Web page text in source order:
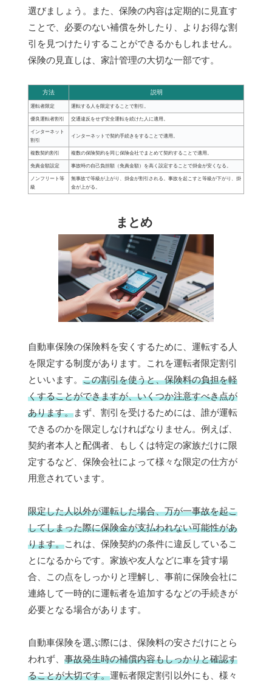
選びましょう。また、保険の内容は定期的に見直す
ことで、必要のない補償を外したり、よりお得な割
引を見つけたりすることができるかもしれません。
保険の見直しは、家計管理の大切な一部です。
方法 説明
運転者限定 運転する人を限定することで割引。
優良運転者割引 交通違反をせず安全運転を続けた人に適用。
インターネット
割引
インターネットで契約手続きをすることで適用。
複数契約割引 複数の保険契約を同じ保険会社でまとめて契約することで適用。
免責金額設定 事故時の自己負担額（免責金額）を高く設定することで掛金が安くなる。
ノンフリート等
級
無事故で等級が上がり、掛金が割引される。事故を起こすと等級が下がり、掛
金が上がる。
まとめ
自動車保険の保険料を安くするために、運転する人
を限定する制度があります。これを運転者限定割引
といいます。 この割引を使うと、保険料の負担を軽
くすることができますが、いくつか注意すべき点が
あります。まず、割引を受けるためには、誰が運転
できるのかを限定しなければなりません。例えば、
契約者本人と配偶者、もしくは特定の家族だけに限
定するなど、保険会社によって様々な限定の仕方が
用意されています。
限定した人以外が運転した場合、万が一事故を起こ
してしまった際に保険金が支払われない可能性があ
ります。これは、保険契約の条件に違反しているこ
とになるからです。家族や友人などに車を貸す場
合、この点をしっかりと理解し、事前に保険会社に
連絡して一時的に運転者を追加するなどの手続きが
必要となる場合があります。
自動車保険を選ぶ際には、保険料の安さだけにとら
われず、 事故発生時の補償内容もしっかりと確認す
ることが大切です。運転者限定割引以外にも、様々